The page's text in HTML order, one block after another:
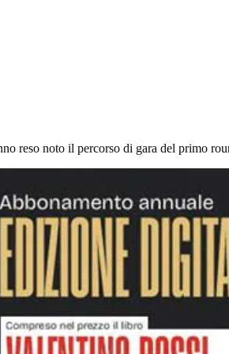
reso noto il percorso di gara del primo